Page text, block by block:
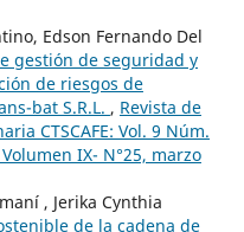
Edson Fernando Del
gestión de seguridad y
de riesgos de
bat S.R.L. , Revista de
CTSCAFE: Vol. 9 Núm.
Volumen IX- N°25, marzo
, Jerika Cynthia
de la cadena de